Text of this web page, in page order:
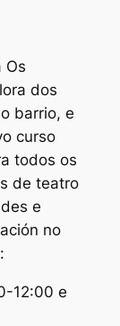
Os
dos
barrio, e
curso
todos os
de teatro
e
no
12:00 e